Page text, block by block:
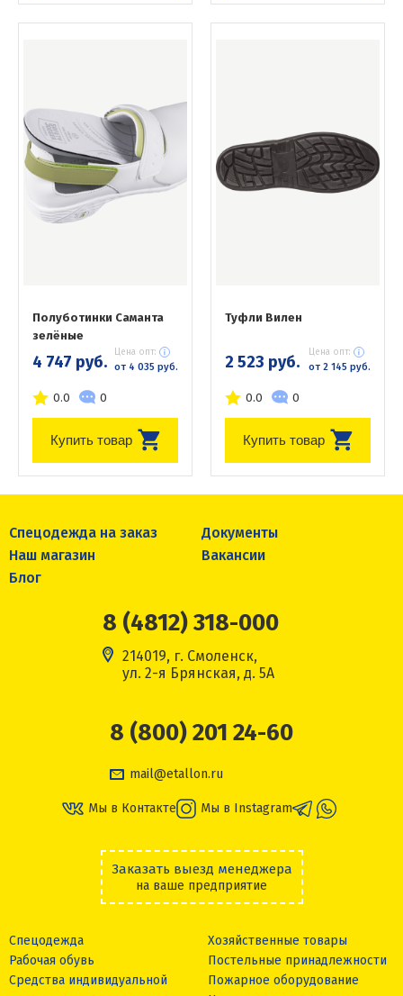
Полуботинки Саманта
зелёные
4 747 руб. Цена опт:
от 4 035 руб.
0.0 0
Купить товар
Туфли Вилен
2 523 руб. Цена опт:
от 2 145 руб.
0.0 0
Купить товар
Спецодежда на заказ
Документы
Наш магазин
Вакансии
Блог
8 (4812) 318-000
214019, г. Смоленск,
ул. 2-я Брянская, д. 5А
8 (800) 201 24-60
mail@etallon.ru
Мы в Контакте Мы в Instagram
Заказать выезд менеджера
на ваше предприятие
Спецодежда
Рабочая обувь
Средства индивидуальной
Хозяйственные товары
Постельные принадлежности
Пожарное оборудование